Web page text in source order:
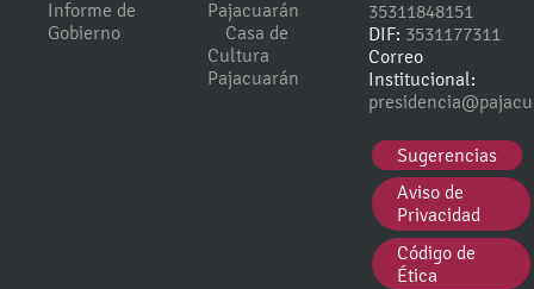
Informe de
Gobierno
Pajacuarán
Casa de
Cultura
Pajacuarán
35311848151
DIF: 3531177311
Correo
Institucional:
Sugerencias
Aviso de
Privacidad
Código de
Ética